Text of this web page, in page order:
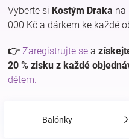
Pokojíček
a
kojenecká
Vyberte si Kostým Draka na
000 Kč a dárkem ke každé
👉 Zaregistrujte se a
20 % zisku z každé
dětem.
Balónky